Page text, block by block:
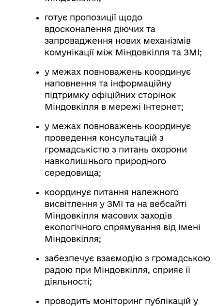
готує пропозиції щодо
вдосконалення діючих та
запровадження нових механізмів
комунікації між Міндовкілля та ЗМІ;
у межах повноважень координує
наповнення та інформаційну
підтримку офіційних сторінок
Міндовкілля в мережі Інтернет;
у межах повноважень координує
проведення консультацій з
громадськістю з питань охорони
навколишнього природного
середовища;
координує питання належного
висвітлення у ЗМІ та на вебсайті
Міндовкілля масових заходів
екологічного спрямування від імені
Міндовкілля;
забезпечує взаємодію з громадською
радою при Міндовкілля, сприяє її
діяльності;
проводить моніторинг публікацій у